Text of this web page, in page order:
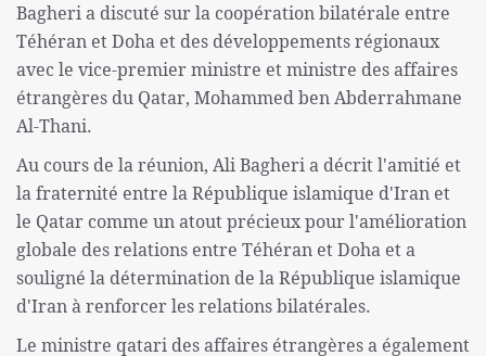
Bagheri a discuté sur la coopération bilatérale entre
Téhéran et Doha et des développements régionaux
avec le vice-premier ministre et ministre des affaires
étrangères du Qatar, Mohammed ben Abderrahmane
Al-Thani.
Au cours de la réunion, Ali Bagheri a décrit l'amitié et
la fraternité entre la République islamique d'Iran et
le Qatar comme un atout précieux pour l'amélioration
globale des relations entre Téhéran et Doha et a
souligné la détermination de la République islamique
d'Iran à renforcer les relations bilatérales.
Le ministre qatari des affaires étrangères a également